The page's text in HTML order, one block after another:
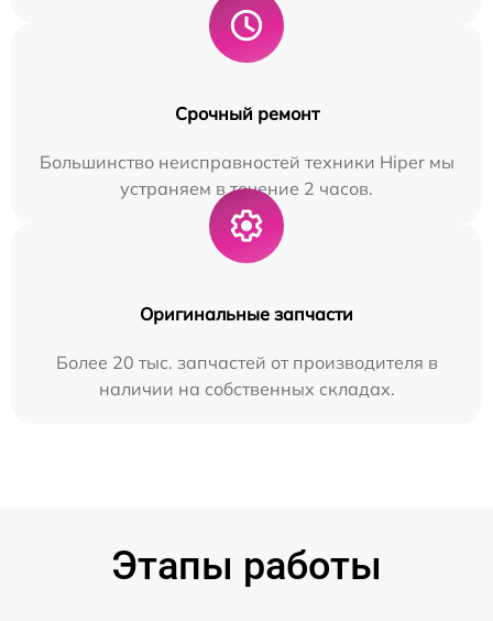
Срочный ремонт
Большинство неисправностей техники Hiper мы
устраняем в течение 2 часов.
Оригинальные запчасти
Более 20 тыс. запчастей от производителя в
наличии на собственных складах.
Этапы работы